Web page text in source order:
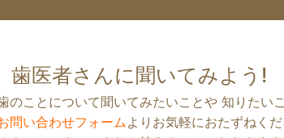
歯医者さんに聞いてみよう!
のことについて聞いてみたいことや 知りたい
問い合わせフォームよりお気軽におたずねくだ